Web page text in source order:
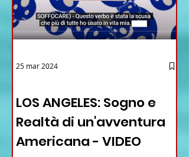
LOS ANGELES: Sogno e
Realtà di un'avventura
Americana - VIDEO
25 mar 2024